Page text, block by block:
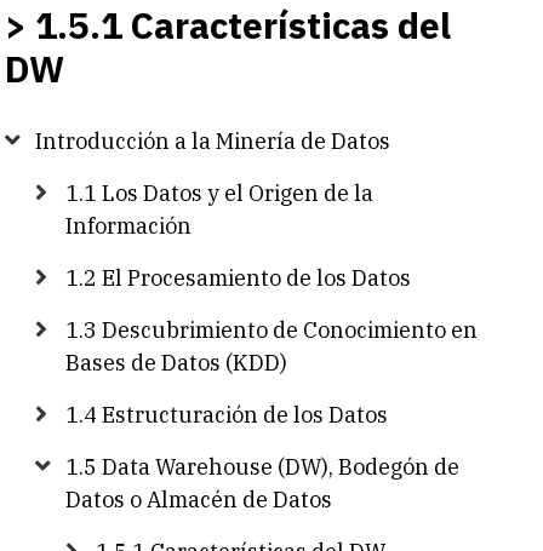
> 1.5.1 Características del
DW
Introducción a la Minería de Datos
1.1 Los Datos y el Origen de la
Información
1.2 El Procesamiento de los Datos
1.3 Descubrimiento de Conocimiento en
Bases de Datos (KDD)
1.4 Estructuración de los Datos
1.5 Data Warehouse (DW), Bodegón de
Datos o Almacén de Datos